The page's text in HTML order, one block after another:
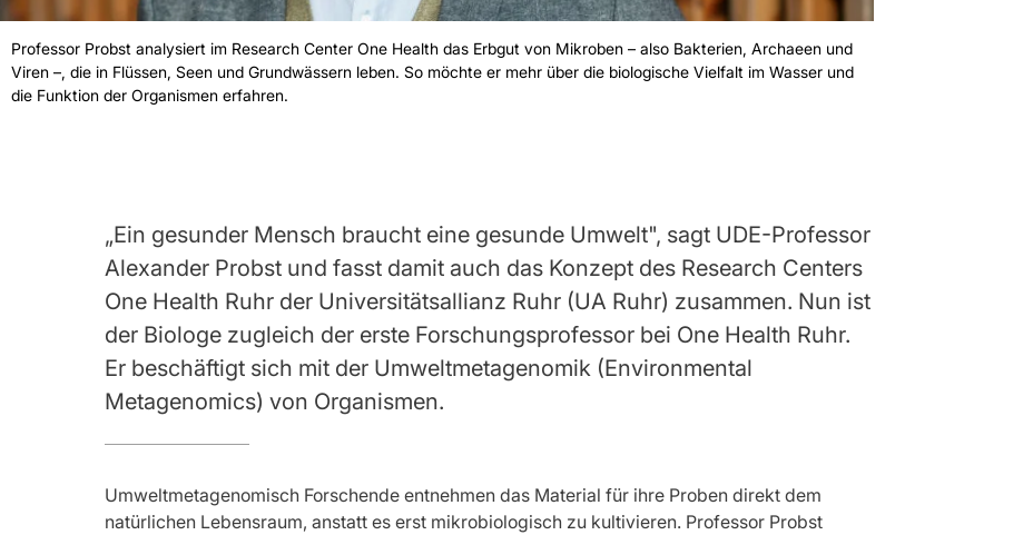
Professor Probst analysiert im Research Center One Health das Erbgut von Mikroben – also Bakterien, Archaeen und
Viren –, die in Flüssen, Seen und Grundwässern leben. So möchte er mehr über die biologische Vielfalt im Wasser und
die Funktion der Organismen erfahren.
„Ein gesunder Mensch braucht eine gesunde Umwelt", sagt UDE-Professor
Alexander Probst und fasst damit auch das Konzept des Research Centers
One Health Ruhr der Universitätsallianz Ruhr (UA Ruhr) zusammen. Nun ist
der Biologe zugleich der erste Forschungsprofessor bei One Health Ruhr.
Er beschäftigt sich mit der Umweltmetagenomik (Environmental
Metagenomics) von Organismen.
Umweltmetagenomisch Forschende entnehmen das Material für ihre Proben direkt dem
natürlichen Lebensraum, anstatt es erst mikrobiologisch zu kultivieren. Professor Probst